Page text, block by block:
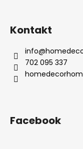
Kontakt
info@
702 095 337
Facebook